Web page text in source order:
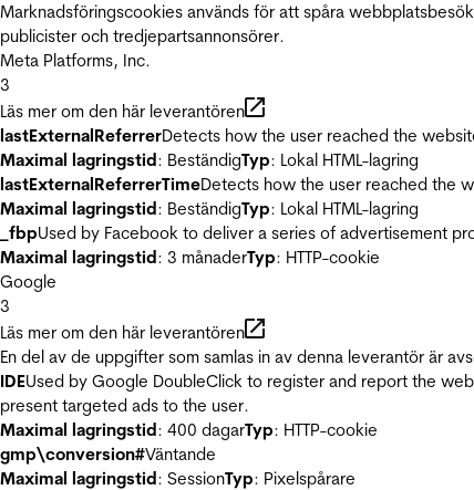
Marknadsföringscookies används för att spåra
publicister och tredjepartsannonsörer.
Meta Platforms, Inc.
3
Läs mer om den här leverantören
lastExternalReferrerDetects how the user reached the
Maximal lagringstid: BeständigTyp: Lokal HTML-lagring
lastExternalReferrerTimeDetects how the user reached the
Maximal lagringstid: BeständigTyp: Lokal HTML-lagring
_fbpUsed by Facebook to deliver a series of advertisement
Maximal lagringstid: 3 månaderTyp: HTTP-cookie
Google
3
Läs mer om den här leverantören
En del av de uppgifter som samlas in av denna leverantör är
IDEUsed by Google DoubleClick to register and report the
present targeted ads to the user.
Maximal lagringstid: 400 dagarTyp: HTTP-cookie
gmp\conversion#Väntande
Maximal lagringstid: SessionTyp: Pixelspårare